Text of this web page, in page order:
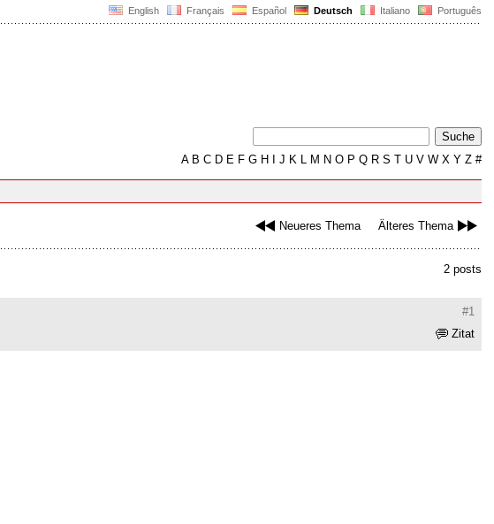
English Français Español Deutsch Italiano Português
AB C D E F G H J K L M N O P Q R S T U V W X Y Z #
Neueres Thema Älteres Thema
2 posts
#1
Zitat